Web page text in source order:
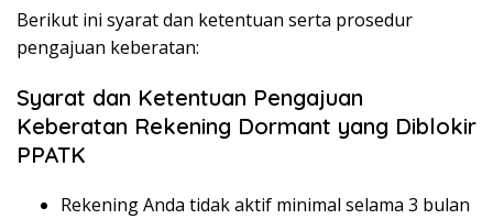
Berikut ini syarat dan ketentuan serta prosedur
pengajuan keberatan:
Syarat dan Ketentuan Pengajuan
Keberatan Rekening Dormant yang Diblokir
PPATK
Rekening Anda tidak aktif minimal selama 3 bulan